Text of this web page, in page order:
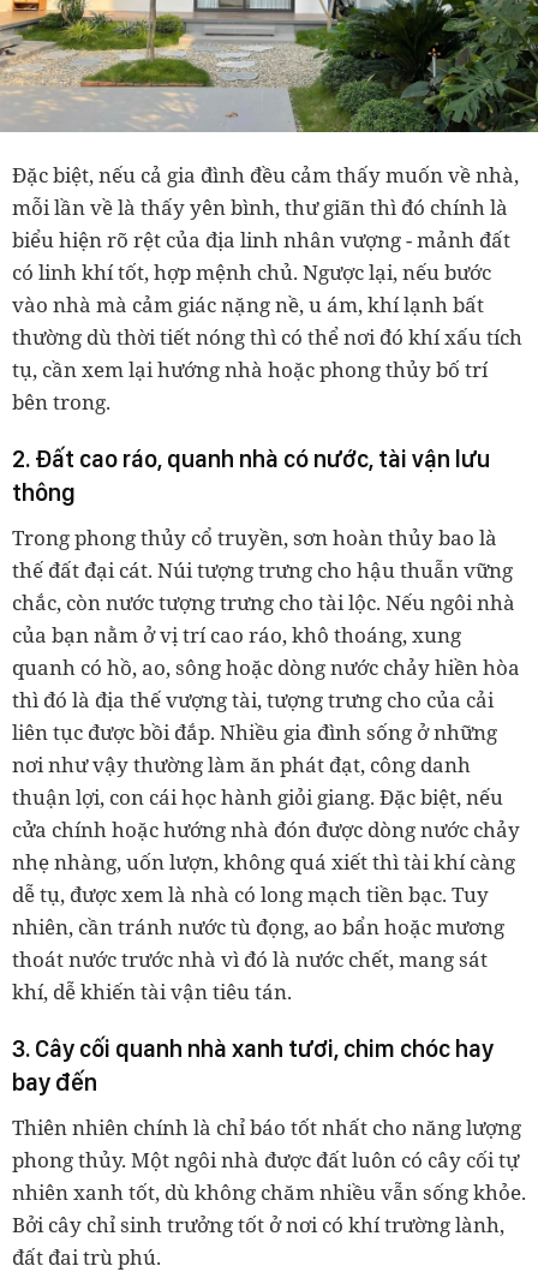
Đặc biệt, nếu cả gia đình đều cảm thấy muốn về nhà,
mỗi lần về là thấy yên bình, thư giãn thì đó chính là
biểu hiện rõ rệt của địa linh nhân vượng - mảnh đất
có linh khí tốt, hợp mệnh chủ. Ngược lại, nếu bước
vào nhà mà cảm giác nặng nề, u ám, khí lạnh bất
thường dù thời tiết nóng thì có thể nơi đó khí xấu tích
tụ, cần xem lại hướng nhà hoặc phong thủy bố trí
bên trong.
2. Đất cao ráo, quanh nhà có nước, tài vận lưu
thông
Trong phong thủy cổ truyền, sơn hoàn thủy bao là
thế đất đại cát. Núi tượng trưng cho hậu thuẫn vững
chắc, còn nước tượng trưng cho tài lộc. Nếu ngôi nhà
của bạn nằm ở vị trí cao ráo, khô thoáng, xung
quanh có hồ, ao, sông hoặc dòng nước chảy hiền hòa
thì đó là địa thế vượng tài, tượng trưng cho của cải
liên tục được bồi đắp. Nhiều gia đình sống ở những
nơi như vậy thường làm ăn phát đạt, công danh
thuận lợi, con cái học hành giỏi giang. Đặc biệt, nếu
cửa chính hoặc hướng nhà đón được dòng nước chảy
nhẹ nhàng, uốn lượn, không quá xiết thì tài khí càng
dễ tụ, được xem là nhà có long mạch tiền bạc. Tuy
nhiên, cần tránh nước tù đọng, ao bẩn hoặc mương
thoát nước trước nhà vì đó là nước chết, mang sát
khí, dễ khiến tài vận tiêu tán.
3. Cây cối quanh nhà xanh tươi, chim chóc hay
bay đến
Thiên nhiên chính là chỉ báo tốt nhất cho năng lượng
phong thủy. Một ngôi nhà được đất luôn có cây cối tự
nhiên xanh tốt, dù không chăm nhiều vẫn sống khỏe.
Bởi cây chỉ sinh trưởng tốt ở nơi có khí trường lành,
đất đai trù phú.